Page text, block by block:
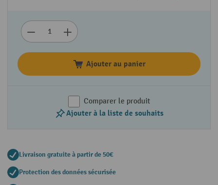
Ajouter au panier
Comparer le produit
Ajouter à la liste de souhaits
Livraison gratuite à partir de 50€
Protection des données sécurisée